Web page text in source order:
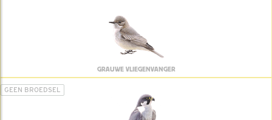
GRAUWE VLIEGENVANGER
GEEN BROEDSEL